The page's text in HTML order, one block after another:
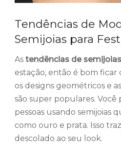
Tendências de
Semijoias para
As tendências de semijoias
estação, então é bom
os designs geométricos e
são super populares. Você
pessoas usando semijoias
como ouro e prata. Isso
descolado ao seu look.